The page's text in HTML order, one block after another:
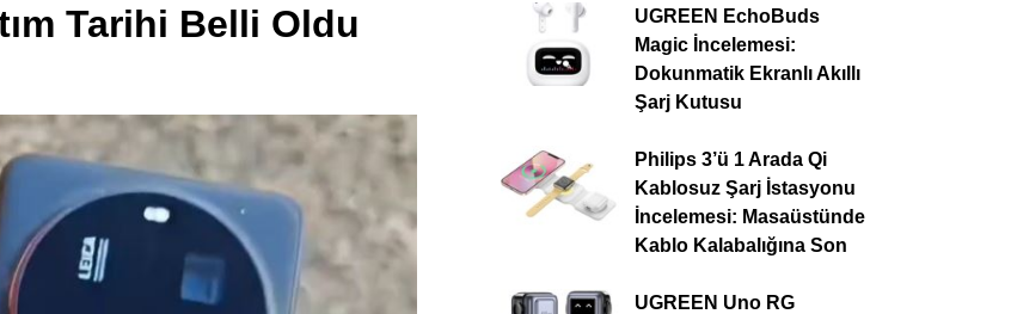
Tarihi Belli Oldu
UGREEN EchoBuds
Magic İncelemesi:
Dokunmatik Ekranlı Akıllı
Şarj Kutusu
Philips 3’ü 1 Arada Qi
Kablosuz Şarj İstasyonu
İncelemesi: Masaüstünde
Kablo Kalabalığına Son
UGREEN Uno RG